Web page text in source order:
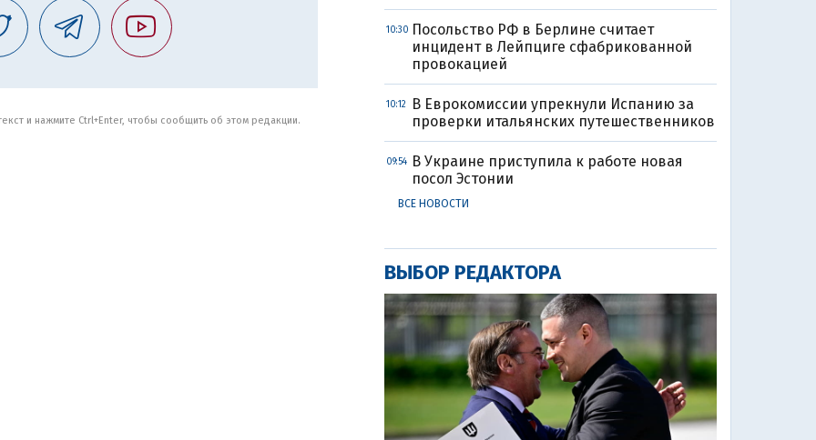
и нажмите Ctrl+Enter, чтобы сообщить об этом редакции.
10:30 Посольство РФ в Берлине считает
инцидент в Лейпциге сфабрикованной
провокацией
10:12
В Еврокомиссии упрекнули Испанию за
проверки итальянских путешественников
09:54
В Украине приступила к работе новая
посол Эстонии
ВСЕ НОВОСТИ
ВЫБОР РЕДАКТОРА